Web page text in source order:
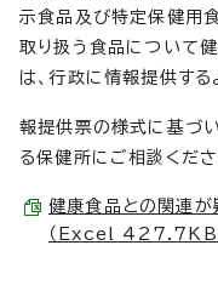
示食品及び特定保健用
取り扱う食品について
は、行政に情報提供する
報提供票の様式に基づ
る保健所にご相談くださ
健康食品との関連
（Excel 427.7KB